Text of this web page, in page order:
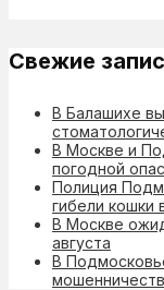
Свежие
В Балашихе
В Москве и
погодной
Полиция
гибели
В Москве
августа
В